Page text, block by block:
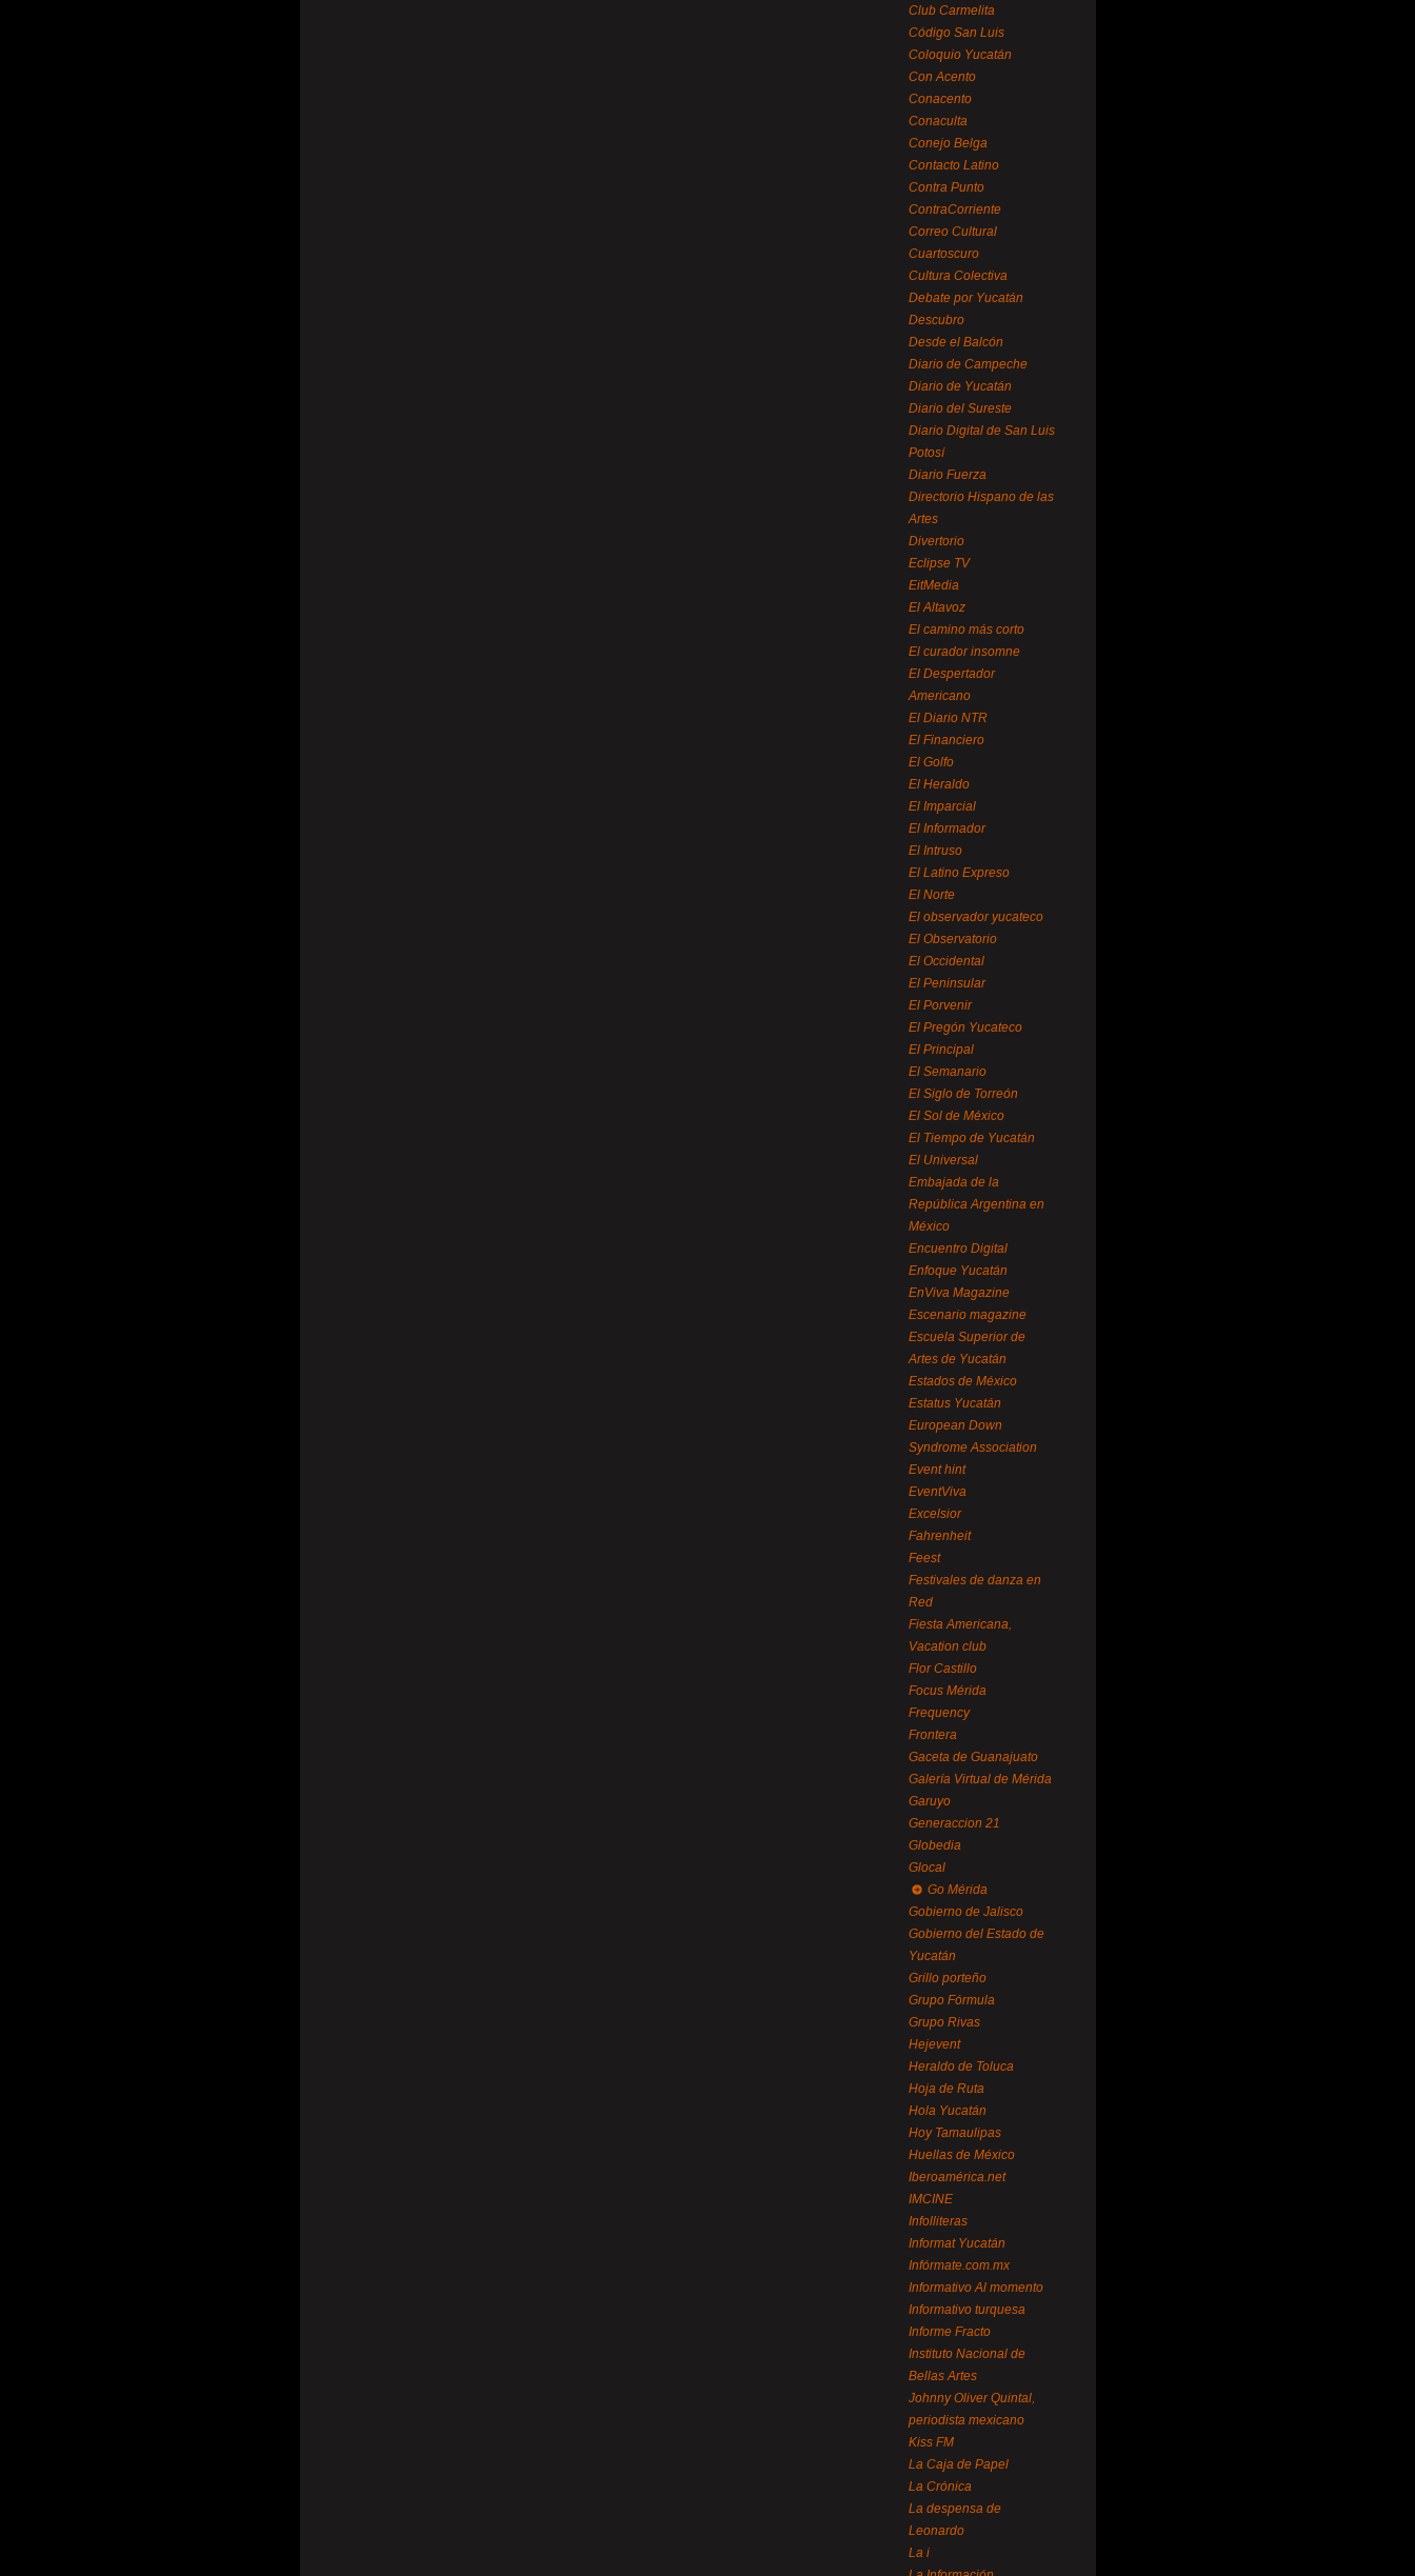
Club Carmelita
Código San Luis
Coloquio Yucatán
Con Acento
Conacento
Conaculta
Conejo Belga
Contacto Latino
Contra Punto
ContraCorriente
Correo Cultural
Cuartoscuro
Cultura Colectiva
Debate por Yucatán
Descubro
Desde el Balcón
Diario de Campeche
Diario de Yucatán
Diario del Sureste
Diario Digital de San Luis
Potosí
Diario Fuerza
Directorio Hispano de las
Artes
Divertorio
Eclipse TV
EitMedia
El Altavoz
El camino más corto
El curador insomne
El Despertador
Americano
El Diario NTR
El Financiero
El Golfo
El Heraldo
El Imparcial
El Informador
El Intruso
El Latino Expreso
El Norte
El observador yucateco
El Observatorio
El Occidental
El Peninsular
El Porvenir
El Pregón Yucateco
El Principal
El Semanario
El Siglo de Torreón
El Sol de México
El Tiempo de Yucatán
El Universal
Embajada de la
República Argentina en
México
Encuentro Digital
Enfoque Yucatán
EnViva Magazine
Escenario magazine
Escuela Superior de
Artes de Yucatán
Estados de México
Estatus Yucatán
European Down
Syndrome Association
Event hint
EventViva
Excelsior
Fahrenheit
Feest
Festivales de danza en
Red
Fiesta Americana,
Vacation club
Flor Castillo
Focus Mérida
Frequency
Frontera
Gaceta de Guanajuato
Galería Virtual de Mérida
Garuyo
Generaccion 21
Globedia
Glocal
Go Mérida
Gobierno de Jalisco
Gobierno del Estado de
Yucatán
Grillo porteño
Grupo Fórmula
Grupo Rivas
Hejevent
Heraldo de Toluca
Hoja de Ruta
Hola Yucatán
Hoy Tamaulipas
Huellas de México
Iberoamérica.net
IMCINE
Infolliteras
Informat Yucatán
Infórmate.com.mx
Informativo Al momento
Informativo turquesa
Informe Fracto
Instituto Nacional de
Bellas Artes
Johnny Oliver Quintal,
periodista mexicano
Kiss FM
La Caja de Papel
La Crónica
La despensa de
Leonardo
La i